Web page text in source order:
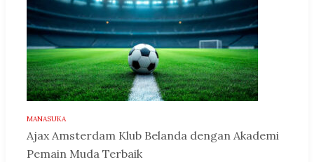
MANASUKA
Ajax Amsterdam Klub Belanda dengan Akademi
Pemain Muda Terbaik